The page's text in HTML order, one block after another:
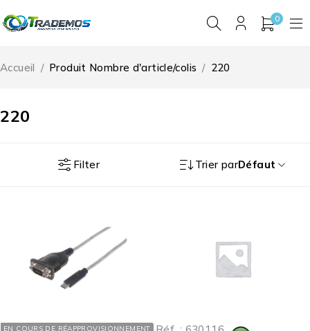
0
220
Accueil / Produit Nombre d'article/colis / 220
Filter Trier parDéfaut
EN COURS DE RÉAPPROVISIONNEMENT